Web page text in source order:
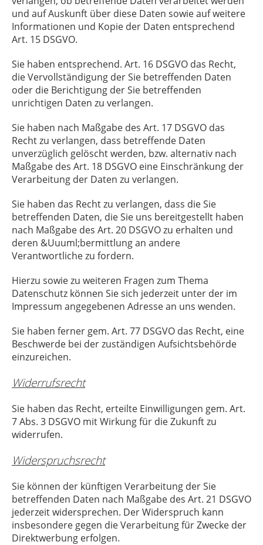
und auf Auskunft über diese Daten sowie auf weitere
Informationen und Kopie der Daten entsprechend
Art. 15 DSGVO.
Sie haben entsprechend. Art. 16 DSGVO das Recht,
die Vervollständigung der Sie betreffenden Daten
oder die Berichtigung der Sie betreffenden
unrichtigen Daten zu verlangen.
Sie haben nach Maßgabe des Art. 17 DSGVO das
Recht zu verlangen, dass betreffende Daten
unverzüglich gelöscht werden, bzw. alternativ nach
Maßgabe des Art. 18 DSGVO eine Einschränkung der
Verarbeitung der Daten zu verlangen.
Sie haben das Recht zu verlangen, dass die Sie
betreffenden Daten, die Sie uns bereitgestellt haben
nach Maßgabe des Art. 20 DSGVO zu erhalten und
deren &Uuuml;bermittlung an andere
Verantwortliche zu fordern.
Hierzu sowie zu weiteren Fragen zum Thema
Datenschutz können Sie sich jederzeit unter der im
Impressum angegebenen Adresse an uns wenden.
Sie haben ferner gem. Art. 77 DSGVO das Recht, eine
Beschwerde bei der zuständigen Aufsichtsbehörde
einzureichen.
Widerrufsrecht
Sie haben das Recht, erteilte Einwilligungen gem. Art.
7 Abs. 3 DSGVO mit Wirkung für die Zukunft zu
widerrufen.
Widerspruchsrecht
Sie können der künftigen Verarbeitung der Sie
betreffenden Daten nach Maßgabe des Art. 21 DSGVO
jederzeit widersprechen. Der Widerspruch kann
insbesondere gegen die Verarbeitung für Zwecke der
Direktwerbung erfolgen.